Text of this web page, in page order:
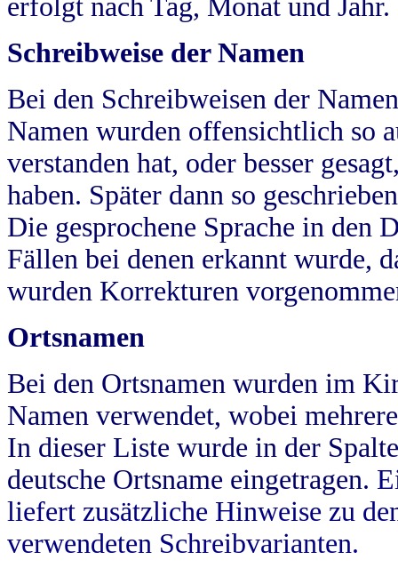
erfolgt nach Tag, Monat und Jahr.
Schreibweise der Namen
Bei den Schreibweisen der
Namen wurden offensichtlich so
verstanden hat, oder besser
haben. Später dann so
Die gesprochene Sprache in
Fällen bei denen erkannt wurde,
wurden Korrekturen
Ortsnamen
Bei den Ortsnamen wurden im
Namen verwendet, wobei
In dieser Liste wurde in der
deutsche Ortsname eingetragen.
liefert zusätzliche Hinweise zu
verwendeten Schreibvarianten.